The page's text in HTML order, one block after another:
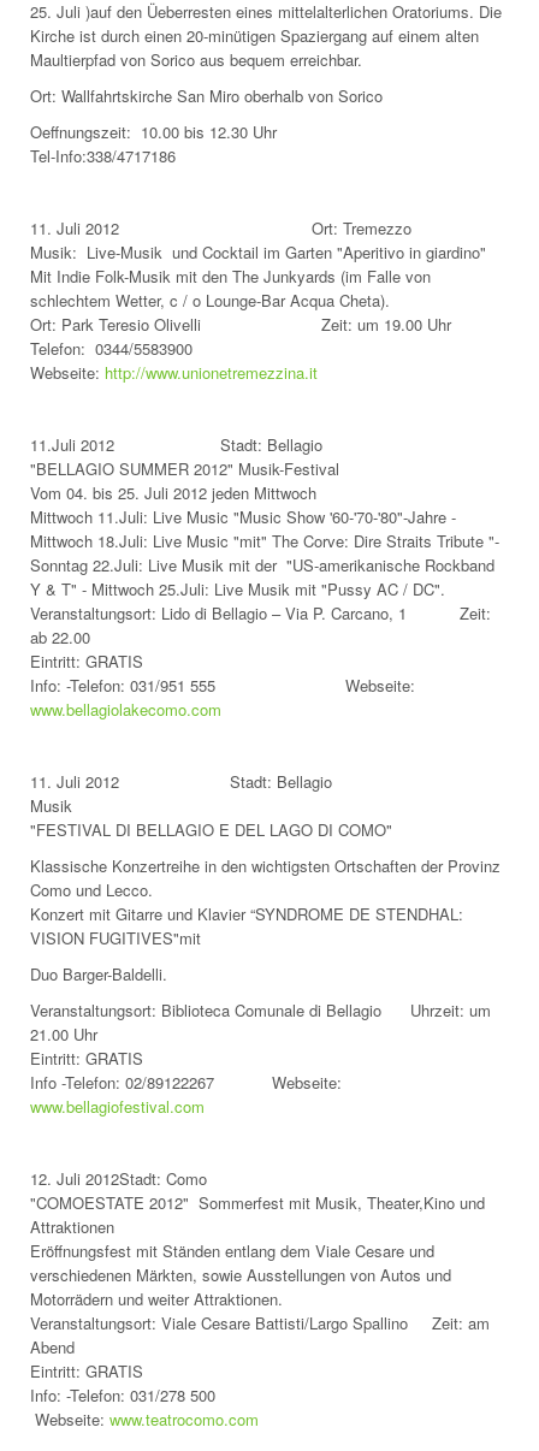
25. Juli )auf den Üeberresten eines mittelalterlichen Oratoriums. Die
Kirche ist durch einen 20-minütigen Spaziergang auf einem alten
Maultierpfad von Sorico aus bequem erreichbar.
Ort: Wallfahrtskirche San Miro oberhalb von Sorico
Oeffnungszeit: 10.00 bis 12.30 Uhr
Tel-Info:338/4717186
11. Juli 2012 Ort: Tremezzo
Musik: Live-Musik und Cocktail im Garten "Aperitivo in giardino"
Mit Indie Folk-Musik mit den The Junkyards (im Falle von
schlechtem Wetter, c / o Lounge-Bar Acqua Cheta).
Ort: Park Teresio Olivelli Zeit: um 19.00 Uhr
Telefon: 0344/5583900
Webseite: http://www.unionetremezzina.it
11.Juli 2012 Stadt: Bellagio
"BELLAGIO SUMMER 2012" Musik-Festival
Vom 04. bis 25. Juli 2012 jeden Mittwoch
Mittwoch 11.Juli: Live Music "Music Show '60-'70-'80"-Jahre -
Mittwoch 18.Juli: Live Music "mit" The Corve: Dire Straits Tribute "-
Sonntag 22.Juli: Live Musik mit der "US-amerikanische Rockband
Y & T" - Mittwoch 25.Juli: Live Musik mit "Pussy AC / DC".
Veranstaltungsort: Lido di Bellagio – Via P. Carcano, 1 Zeit:
ab 22.00
Eintritt: GRATIS
Info: -Telefon: 031/951 555 Webseite:
www.bellagiolakecomo.com
11. Juli 2012 Stadt: Bellagio
Musik
"FESTIVAL DI BELLAGIO E DEL LAGO DI COMO"
Klassische Konzertreihe in den wichtigsten Ortschaften der Provinz
Como und Lecco.
Konzert mit Gitarre und Klavier “SYNDROME DE STENDHAL:
VISION FUGITIVES"mit
Duo Barger-Baldelli.
Veranstaltungsort: Biblioteca Comunale di Bellagio Uhrzeit: um
21.00 Uhr
Eintritt: GRATIS
Info -Telefon: 02/89122267 Webseite:
www.bellagiofestival.com
12. Juli 2012Stadt: Como
"COMOESTATE 2012" Sommerfest mit Musik, Theater,Kino und
Attraktionen
Eröffnungsfest mit Ständen entlang dem Viale Cesare und
verschiedenen Märkten, sowie Ausstellungen von Autos und
Motorrädern und weiter Attraktionen.
Veranstaltungsort: Viale Cesare Battisti/Largo Spallino Zeit: am
Abend
Eintritt: GRATIS
Info: -Telefon: 031/278 500
Webseite: www.teatrocomo.com